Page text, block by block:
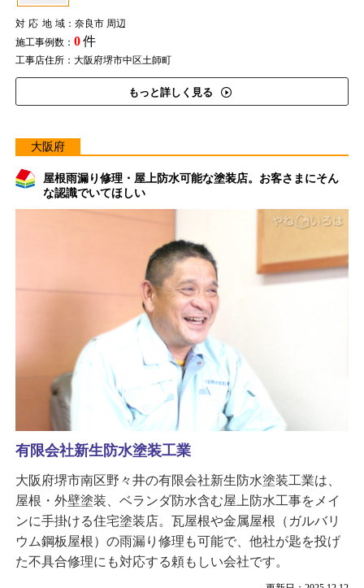
対応地域：奈良市 周辺
施工事例数： 0件
工事店住所：大阪府堺市中区土師町
もっと詳しく見る
大阪府
屋根雨漏り修理・屋上防水可能な塗装店。お客さまにそん
な認識でいてほしい
有限会社新生防水塗装工業
大阪府堺市南区野々井の有限会社新生防水塗装工業は、
屋根・外壁塗装、ベランダ防水含む屋上防水工事をメイ
ンに手掛ける住宅塗装店。瓦屋根や金属屋根（ガルバリ
ウム鋼板屋根）の雨漏り修理も可能で、他社が匙を投げ
た不具合修理にも対応する頼もしい会社です。